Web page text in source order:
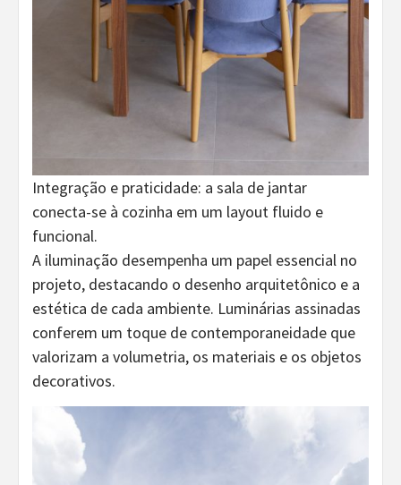
Integração e praticidade: a sala de jantar
conecta-se à cozinha em um layout fluido e
funcional.
A iluminação desempenha um papel essencial no
projeto, destacando o desenho arquitetônico e a
estética de cada ambiente. Luminárias assinadas
conferem um toque de contemporaneidade que
valorizam a volumetria, os materiais e os objetos
decorativos.